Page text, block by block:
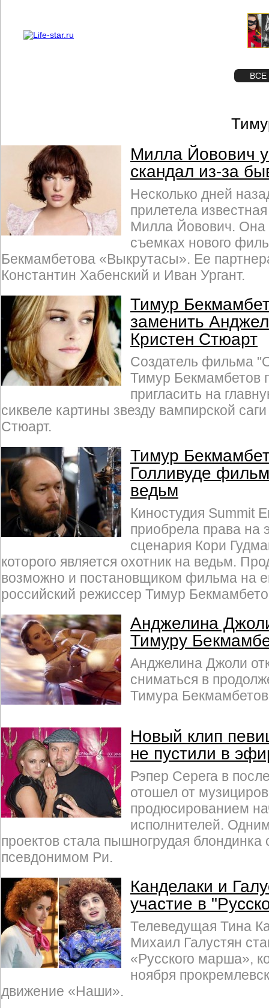
ВСЕ
Милла Йовович
скандал из-за
Несколько дней
прилетела
Милла Йовович. Она
съемках нового
Бекмамбетова «Выкрутасы». Ее
Константин Хабенский и Иван Ургант.
Тимур
заменить
Кристен Стюарт
Создатель фильма
Тимур Бекмамбетов
пригласить на
сиквеле картины звезду вампирской
Стюарт.
Тимур
Голливуде
ведьм
Киностудия Summit
приобрела права на
сценария Кори
которого является охотник на ведьм.
возможно и постановщиком фильма на
российский режиссер Тимур
Анджелина
Тимуру
Анджелина Джоли
сниматься в
Тимура
Новый клип
не пустили в
Рэпер Серега в
отошел от
продюсированием
исполнителей.
проектов стала пышногрудая блондинка
псевдонимом Ри.
Канделаки и
участие в
Телеведущая Тина
Михаил Галустян
«Русского марша»,
ноября
движение «Наши».